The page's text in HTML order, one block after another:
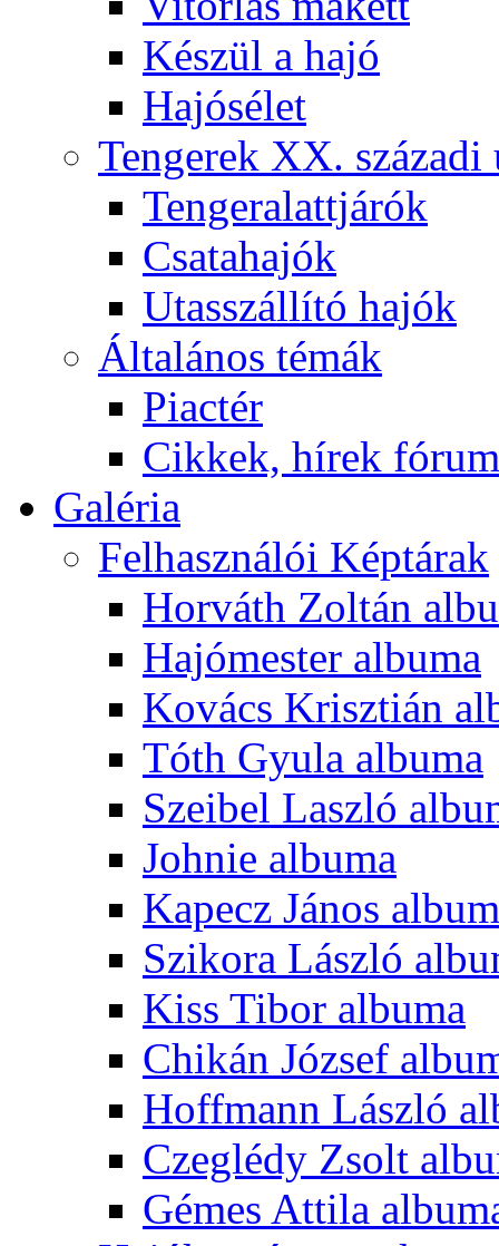
Készül a hajó
Hajósélet
Tengerek XX. századi
Tengeralattjárók
Csatahajók
Utasszállító hajók
Általános témák
Piactér
Cikkek, hírek
Galéria
Felhasználói Képtárak
Horváth Zoltán
Hajómester albuma
Kovács Krisztián
Tóth Gyula albuma
Szeibel Laszló
Johnie albuma
Kapecz János
Szikora László
Kiss Tibor albuma
Chikán József
Hoffmann László
Czeglédy Zsolt
Gémes Attila